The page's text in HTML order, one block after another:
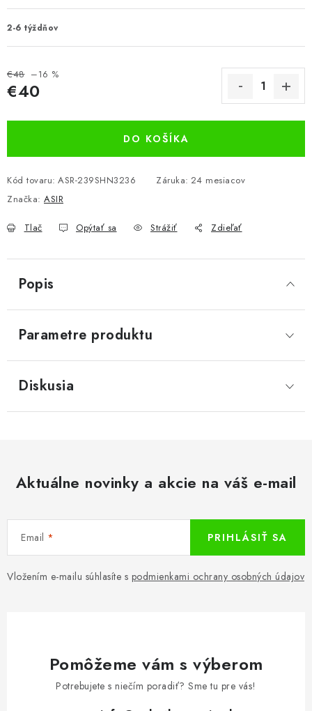
2-6 týždňov
€48 –16 %
€40
DO KOŠÍKA
Kód tovaru: ASR-239SHN3236 Záruka: 24 mesiacov
Značka: ASIR
Tlač Opýtať sa Strážiť Zdieľať
Popis
Parametre produktu
Diskusia
Aktuálne novinky a akcie na váš e-mail
Email
Vložením e-mailu súhlasíte s podmienkami ochrany osobných údajov
PRIHLÁSIŤ SA
Pomôžeme vám s výberom
Potrebujete s niečím poradiť? Sme tu pre vás!